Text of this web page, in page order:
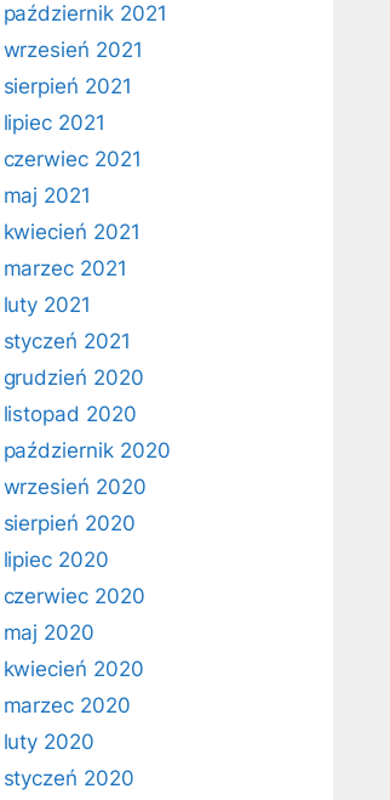
październik 2021
wrzesień 2021
sierpień 2021
lipiec 2021
czerwiec 2021
maj 2021
kwiecień 2021
marzec 2021
luty 2021
styczeń 2021
grudzień 2020
listopad 2020
październik 2020
wrzesień 2020
sierpień 2020
lipiec 2020
czerwiec 2020
maj 2020
kwiecień 2020
marzec 2020
luty 2020
styczeń 2020